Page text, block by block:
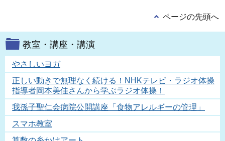
ページの先頭へ
教室・講座・講演
やさしいヨガ
正しい動きで無理なく続ける！NHKテレビ・ラジオ体操
指導者岡本美佳さんから学ぶラジオ体操！
我孫子聖仁会病院公開講座「食物アレルギーの管理」
スマホ教室